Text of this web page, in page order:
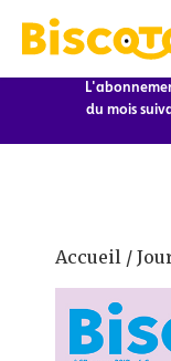
du mois
Accueil /